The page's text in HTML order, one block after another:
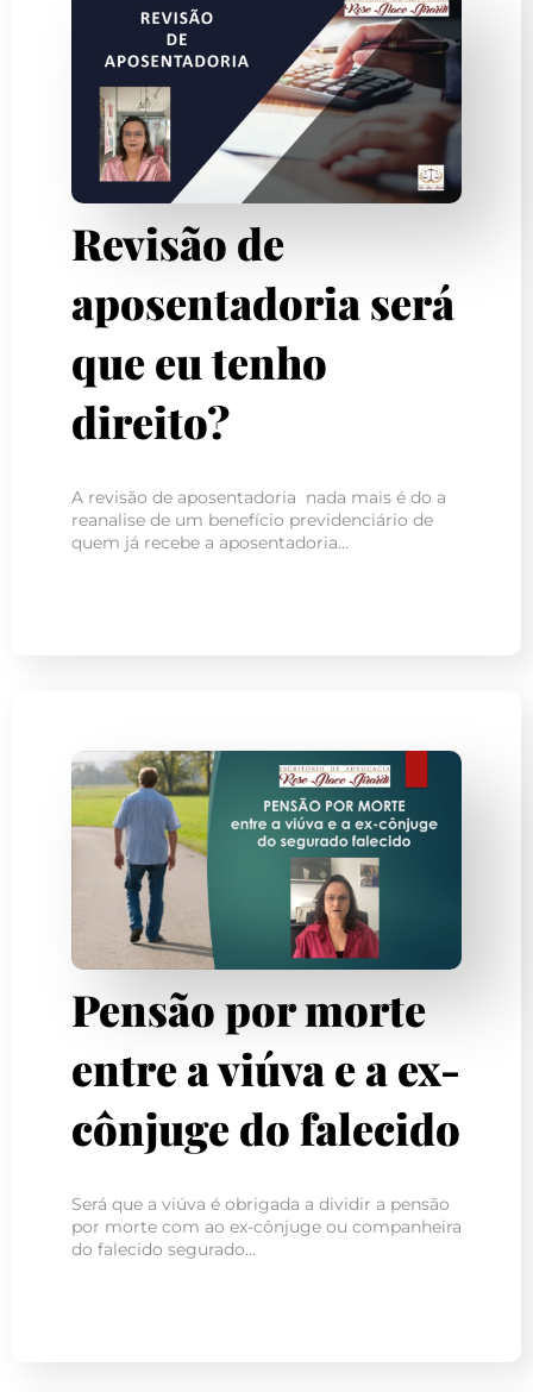
Revisão de
aposentadoria será
que eu tenho
direito?
A revisão de aposentadoria nada mais é do a
reanalise de um benefício previdenciário de
quem já recebe a aposentadoria…
Pensão por morte
entre a viúva e a ex-
cônjuge do falecido
Será que a viúva é obrigada a dividir a pensão
por morte com ao ex-cônjuge ou companheira
do falecido segurado…